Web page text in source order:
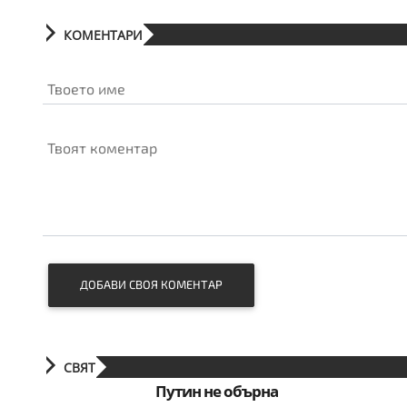
КОМЕНТАРИ
Твоето име
Твоят коментар
ДОБАВИ СВОЯ КОМЕНТАР
СВЯТ
Путин не обърна